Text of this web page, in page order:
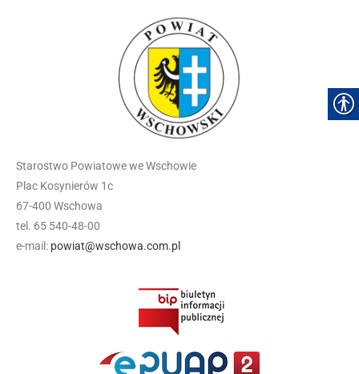
Starostwo Powiatowe we Wschowie
Plac Kosynierów 1c
67-400 Wschowa
tel. 65 540-48-00
e-mail: powiat@wschowa.com.pl